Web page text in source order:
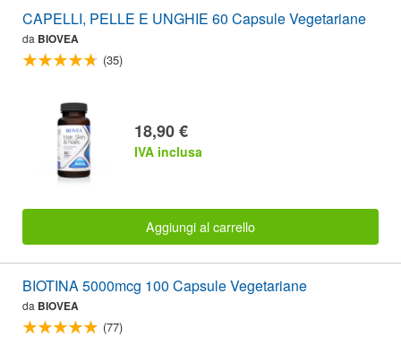
CAPELLI, PELLE E UNGHIE 60 Capsule Vegetariane
da BIOVEA
(35)
18,90 €
IVA inclusa
Aggiungi al carrello
BIOTINA 5000mcg 100 Capsule Vegetariane
da BIOVEA
(77)